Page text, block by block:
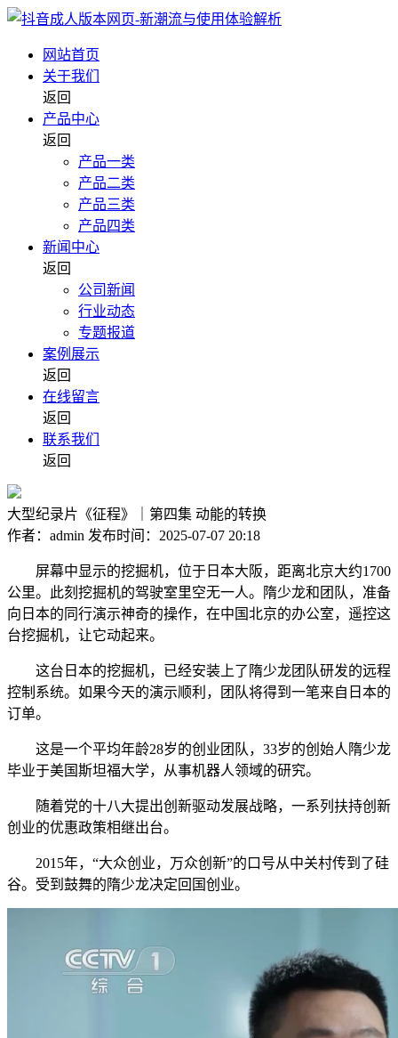
网站首页
关于我们
返回
产品中心
返回
产品一类
产品二类
产品三类
产品四类
新闻中心
返回
公司新闻
行业动态
专题报道
案例展示
返回
在线留言
返回
联系我们
返回
大型纪录片《征程》｜第四集 动能的转换
作者：admin 发布时间：2025-07-07 20:18
屏幕中显示的挖掘机，位于日本大阪，距离北京大约1700
公里。此刻挖掘机的驾驶室里空无一人。隋少龙和团队，准备
向日本的同行演示神奇的操作，在中国北京的办公室，遥控这
台挖掘机，让它动起来。
这台日本的挖掘机，已经安装上了隋少龙团队研发的远程
控制系统。如果今天的演示顺利，团队将得到一笔来自日本的
订单。
这是一个平均年龄28岁的创业团队，33岁的创始人隋少龙
毕业于美国斯坦福大学，从事机器人领域的研究。
随着党的十八大提出创新驱动发展战略，一系列扶持创新
创业的优惠政策相继出台。
2015年，“大众创业，万众创新”的口号从中关村传到了硅
谷。受到鼓舞的隋少龙决定回国创业。